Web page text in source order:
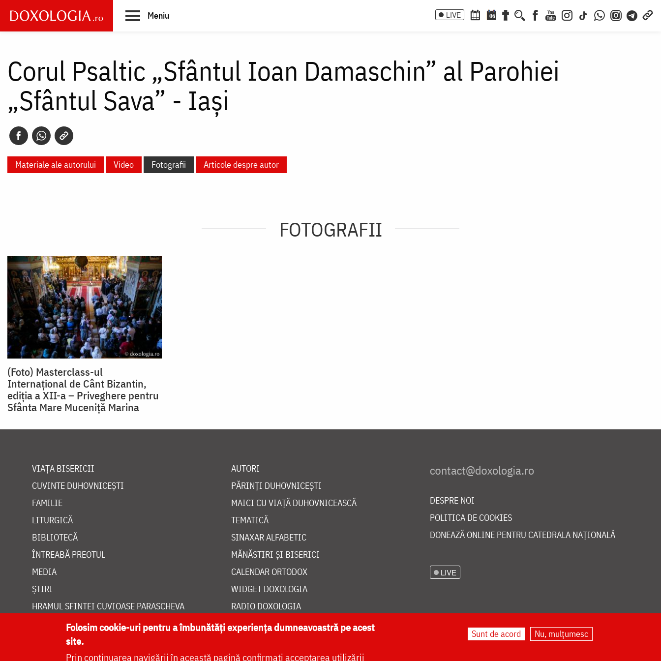
main
Meniu LIVE 06
Corul Psaltic „Sfântul Ioan Damaschin” al Parohiei
„Sfântul Sava” - Iași
Materiale ale autorului Video Fotografii Articole despre autor
FOTOGRAFII
(Foto) Masterclass-ul
Internațional de Cânt Bizantin,
ediția a XII-a – Priveghere pentru
Sfânta Mare Muceniță Marina
VIAȚA BISERICII
CUVINTE DUHOVNICEȘTI
FAMILIE
LITURGICĂ
BIBLIOTECĂ
ÎNTREABĂ PREOTUL
MEDIA
ȘTIRI
HRAMUL SFINTEI CUVIOASE PARASCHEVA
AUTORI
PĂRINȚI DUHOVNICEȘTI
MAICI CU VIAȚĂ DUHOVNICEASCĂ
TEMATICĂ
SINAXAR ALFABETIC
MĂNĂSTIRI ȘI BISERICI
CALENDAR ORTODOX
WIDGET DOXOLOGIA
RADIO DOXOLOGIA
DESPRE NOI
POLITICA DE COOKIES
DONEAZĂ ONLINE PENTRU CATEDRALA NAȚIONALĂ
LIVE
Folosim cookie-uri pentru a îmbunătăți experiența dumneavoastră pe acest
site.
Prin continuarea navigării în această pagină confirmați acceptarea utilizării
Sunt de acord Nu, mulțumesc